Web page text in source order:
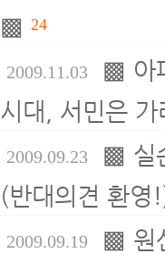
▩ 24
2009.11.03 ▩ 아
시대, 서민은
2009.09.23 ▩ 실
(반대의견 환
2009.09.19 ▩ 원